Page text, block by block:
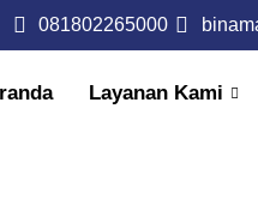
081802265000
Layanan Kami